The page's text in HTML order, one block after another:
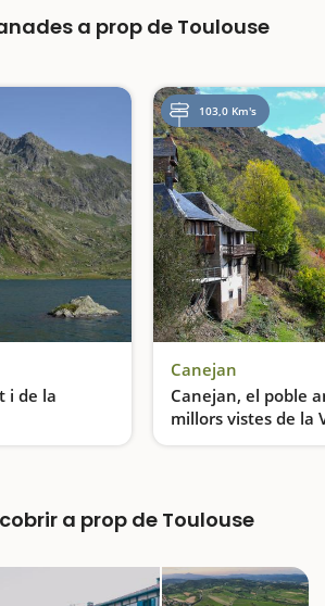
a prop de Toulouse
i de la
Una excursió fins a un dels estanys més grans dels Pirineus
103,0 Km's
Canejan
Canejan, el poble
millors vistes de la
d'Aran
a prop de Toulouse